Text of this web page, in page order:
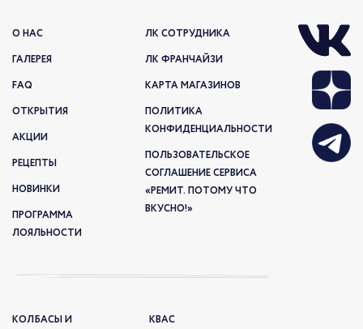
О НАС
ГАЛЕРЕЯ
FAQ
ОТКРЫТИЯ
АКЦИИ
РЕЦЕПТЫ
НОВИНКИ
ПРОГРАММА
ЛОЯЛЬНОСТИ
ЛК СОТРУДНИКА
ЛК ФРАНЧАЙЗИ
КАРТА МАГАЗИНОВ
ПОЛИТИКА
КОНФИДЕНЦИАЛЬНОСТИ
ПОЛЬЗОВАТЕЛЬСКОЕ
СОГЛАШЕНИЕ СЕРВИСА
«РЕМИТ. ПОТОМУ ЧТО
ВКУСНО!»
КОЛБАСЫ И
КВАС